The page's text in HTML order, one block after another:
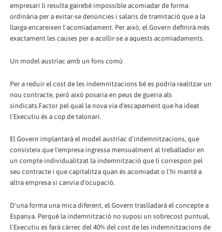
empresari li resulta gairebé impossible acomiadar de forma
ordinària per a evitar-se denúncies i salaris de tramitació que a la
llarga encareixen l'acomiadament. Per això, el Govern definirà més
exactament les causes per a acollir-se a aquests acomiadaments.
Un model austríac amb un fons comú
Per a reduir el cost de les indemnitzacions bé es podria realitzar un
nou contracte, però això posaria en peus de guerra als
sindicats.Factor pel qual la nova via d'escapament que ha ideat
l'Executiu és a cop de talonari.
El Govern implantarà el model austríac d'indemnitzacions, que
consisteix que l'empresa ingressa mensualment al treballador en
un compte individualitzat la indemnització que li correspon pel
seu contracte i que capitalitza quan és acomiadat o l'hi manté a
altra empresa si canvia d'ocupació.
D'una forma una mica diferent, el Govern traslladarà el concepte a
Espanya. Perquè la indemnització no suposi un sobrecost puntual,
l'Executiu es farà càrrec del 40% del cost de les indemnitzacions de